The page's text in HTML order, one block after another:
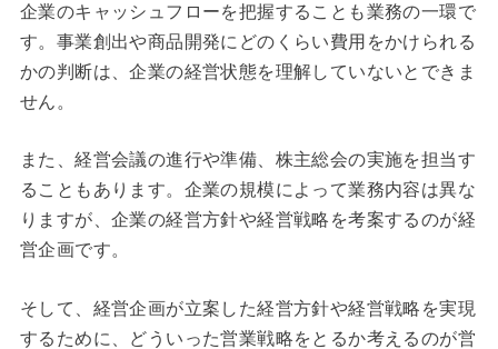
企業のキャッシュフローを把握することも業務の一環で
す。事業創出や商品開発にどのくらい費用をかけられる
かの判断は、企業の経営状態を理解していないとできま
せん。
また、経営会議の進行や準備、株主総会の実施を担当す
ることもあります。企業の規模によって業務内容は異な
りますが、企業の経営方針や経営戦略を考案するのが経
営企画です。
そして、経営企画が立案した経営方針や経営戦略を実現
するために、どういった営業戦略をとるか考えるのが営